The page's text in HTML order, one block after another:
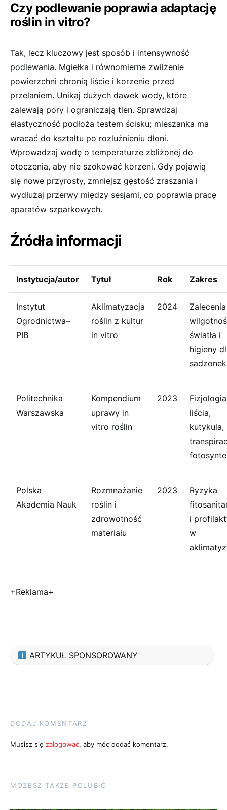
Czy podlewanie poprawia adaptację
roślin in vitro?
Tak, lecz kluczowy jest sposób i intensywność
podlewania. Mgiełka i równomierne zwilżenie
powierzchni chronią liście i korzenie przed
przelaniem. Unikaj dużych dawek wody, które
zalewają pory i ograniczają tlen. Sprawdzaj
elastyczność podłoża testem ścisku; mieszanka ma
wracać do kształtu po rozluźnieniu dłoni.
Wprowadzaj wodę o temperaturze zbliżonej do
otoczenia, aby nie szokować korzeni. Gdy pojawią
się nowe przyrosty, zmniejsz gęstość zraszania i
wydłużaj przerwy między sesjami, co poprawia pracę
aparatów szparkowych.
Źródła informacji
Instytucja/autor Tytuł Rok Zakres
Instytut
Ogrodnictwa–
PIB
Aklimatyzacja
roślin z kultur
in vitro
2024
Zalecenia
światła i
higieny
Politechnika
Warszawska
Kompendium
uprawy in
vitro roślin
2023
Fizjologia
liścia,
kutykula,
Polska
Akademia Nauk
Rozmnażanie
roślin i
zdrowotność
materiału
2023
Ryzyka
i
w
+Reklama+
ARTYKUŁ SPONSOROWANY
DODAJ KOMENTARZ
Musisz się zalogować, aby móc dodać komentarz.
MOŻESZ TAKŻE POLUBIĆ